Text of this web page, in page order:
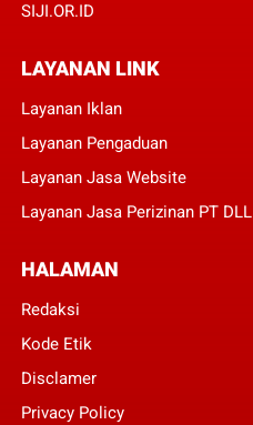
SIJI.OR.ID
LAYANAN LINK
Layanan Iklan
Layanan Pengaduan
Layanan Jasa Website
Layanan Jasa Perizinan PT DLL
HALAMAN
Redaksi
Kode Etik
Disclamer
Privacy Policy